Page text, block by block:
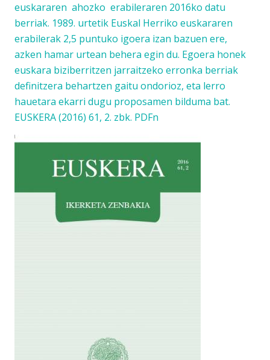
euskararen ahozko erabileraren 2016ko datu
berriak. 1989. urtetik Euskal Herriko euskararen
erabilerak 2,5 puntuko igoera izan bazuen ere,
azken hamar urtean behera egin du. Egoera honek
euskara biziberritzen jarraitzeko erronka berriak
definitzera behartzen gaitu ondorioz, eta lerro
hauetara ekarri dugu proposamen bilduma bat.
EUSKERA (2016) 61, 2. zbk. PDFn